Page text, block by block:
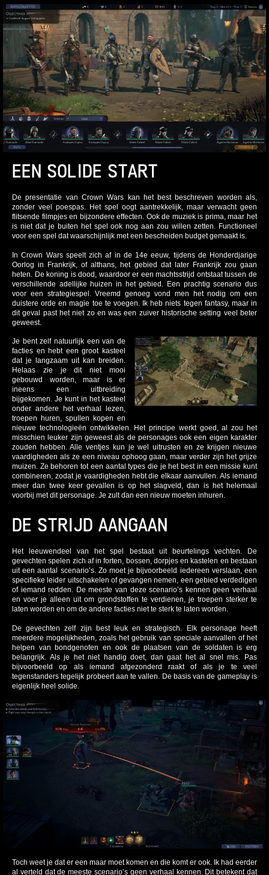
EEN SOLIDE START
De presentatie van Crown Wars kan het best beschreven worden als,
zonder veel poespas. Het spel oogt aantrekkelijk, maar verwacht geen
flitsende filmpjes en bijzondere effecten. Ook de muziek is prima, maar het
is niet dat je buiten het spel ook nog aan zou willen zetten. Functioneel
voor een spel dat waarschijnlijk met een bescheiden budget gemaakt is.
In Crown Wars speelt zich af in de 14e eeuw, tijdens de Honderdjarige
Oorlog in Frankrijk, of althans, het gebied dat later Frankrijk zou gaan
heten. De koning is dood, waardoor er een machtsstrijd ontstaat tussen de
verschillende adellijke huizen in het gebied. Een prachtig scenario dus
voor een strategiespel. Vreemd genoeg vond men het nodig om een
duistere orde en magie toe te voegen. Ik heb niets tegen fantasy, maar in
dit geval past het niet zo en was een zuiver historische setting veel beter
geweest.
Je bent zelf natuurlijk een van de
facties en hebt een groot kasteel
dat je langzaam uit kan breiden.
Helaas zie je dit niet mooi
gebouwd worden, maar is er
ineens een uitbreiding
bijgekomen. Je kunt in het kasteel
onder andere het verhaal lezen,
troepen huren, spullen kopen en
nieuwe technologieën ontwikkelen. Het principe werkt goed, al zou het
misschien leuker zijn geweest als de personages ook een eigen karakter
zouden hebben. Alle ventjes kun je wel uitrusten en ze krijgen nieuwe
vaardigheden als ze een niveau ophoog gaan, maar verder zijn het grijze
muizen. Ze behoren tot een aantal types die je het best in een missie kunt
combineren, zodat je vaardigheden hebt die elkaar aanvullen. Als iemand
meer dan twee keer gevallen is op het slagveld, dan is het helemaal
voorbij met dit personage. Je zult dan een nieuw moeten inhuren.
DE STRIJD AANGAAN
Het leeuwendeel van het spel bestaat uit beurtelings vechten. De
gevechten spelen zich af in forten, bossen, dorpjes en kastelen en bestaan
uit een aantal scenario’s. Zo moet je bijvoorbeeld iedereen verslaan, een
specifieke leider uitschakelen of gevangen nemen, een gebied verdedigen
of iemand redden. De meeste van deze scenario’s kennen geen verhaal
en voer je alleen uit om grondstoffen te verdienen, je troepen sterker te
laten worden en om de andere facties niet te sterk te laten worden.
De gevechten zelf zijn best leuk en strategisch. Elk personage heeft
meerdere mogelijkheden, zoals het gebruik van speciale aanvallen of het
helpen van bondgenoten en ook de plaatsen van de soldaten is erg
belangrijk. Als je het niet handig doet, dan gaat het al snel mis. Pas
bijvoorbeeld op als iemand afgezonderd raakt of als je te veel
tegenstanders tegelijk probeert aan te vallen. De basis van de gameplay is
eigenlijk heel solide.
Toch weet je dat er een maar moet komen en die komt er ook. Ik had eerder
al verteld dat de meeste scenario’s geen verhaal kennen. Dit betekent dat